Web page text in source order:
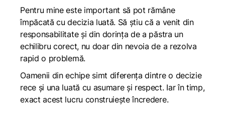
Pentru mine este important să pot rămâne
împăcată cu decizia luată. Să știu că a venit din
responsabilitate și din dorința de a păstra un
echilibru corect, nu doar din nevoia de a rezolva
rapid o problemă.
Oamenii din echipe simt diferența dintre o decizie
rece și una luată cu asumare și respect. Iar în timp,
exact acest lucru construiește încredere.